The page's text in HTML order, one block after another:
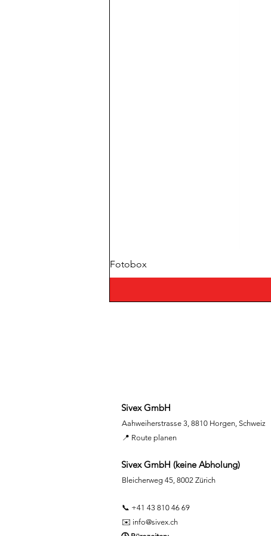
Fotobox
Sivex GmbH
Aahweiherstrasse 3, 8810 Horgen, Schweiz
📍 Route planen
Sivex GmbH (keine Abholung)
Bleicherweg 45, 8002 Zürich
📞 +41 43 810 46 69
✉️ info@sivex.ch